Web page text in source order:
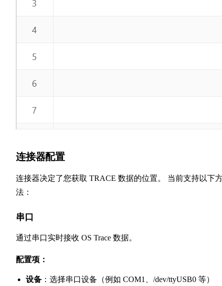
连接器配置
连接器决定了您获取 TRACE 数据的位置。 当前支持以下
法：
串口
通过串口实时接收 OS Trace 数据。
配置项：
设备 ：选择串口设备（例如 COM1、/dev/ttyUSB0 等）